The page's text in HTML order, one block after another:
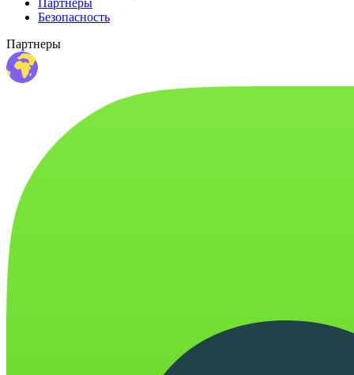
Партнёры
Безопасность
Партнеры